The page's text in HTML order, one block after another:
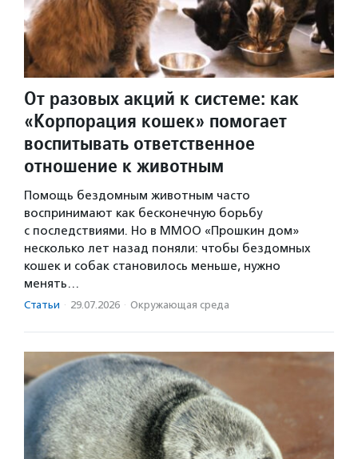
От разовых акций к системе: как
«Корпорация кошек» помогает
воспитывать ответственное
отношение к животным
Помощь бездомным животным часто
воспринимают как бесконечную борьбу
с последствиями. Но в ММОО «Прошкин дом»
несколько лет назад поняли: чтобы бездомных
кошек и собак становилось меньше, нужно
менять…
Статьи · 29.07.2026 · Окружающая среда